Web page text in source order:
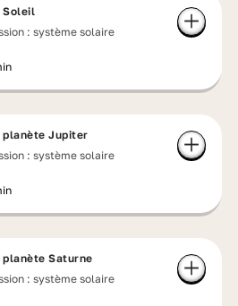
Soleil
: système solaire
planète Jupiter
: système solaire
planète Saturne
: système solaire